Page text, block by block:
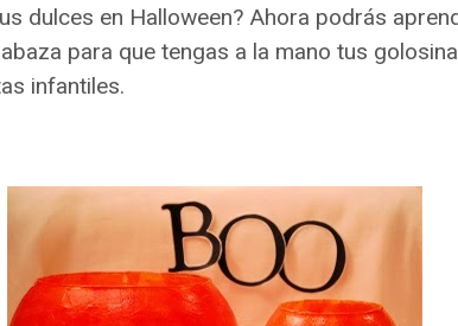
dulces en Halloween? Ahora podrás
para que tengas a la mano tus
infantiles.